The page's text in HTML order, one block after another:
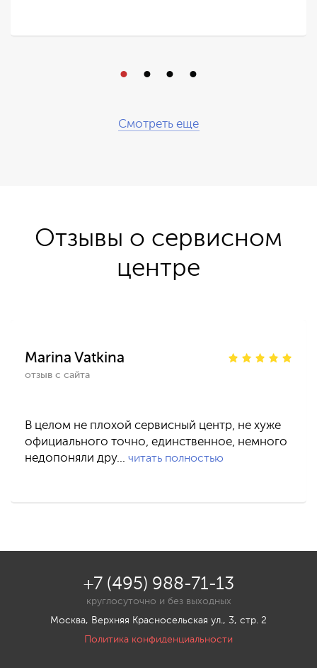
Смотреть еще
Отзывы о сервисном
центре
Marina Vatkina
отзыв с сайта
В целом не плохой сервисный центр, не хуже
официального точно, единственное, немного
недопоняли дру… читать полностью
+7 (495) 988-71-13
круглосуточно и без выходных
Москва, Верхняя Красносельская ул., 3, стр. 2
Политика конфиденциальности